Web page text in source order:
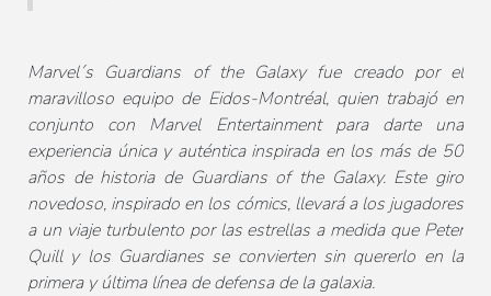
Marvel´s Guardians of the Galaxyfue creado por el
maravilloso equipo de Eidos-Montréal, quien trabajó en
conjunto con Marvel Entertainment para darte una
experiencia única y auténtica inspirada en los más de 50
años de historia de Guardians of the Galaxy. Este giro
novedoso, inspirado en los cómics, llevará a los jugadores
a un viaje turbulento por las estrellas a medida que Peter
Quill y los Guardianes se convierten sin quererlo en la
primera y última línea de defensa de la galaxia.